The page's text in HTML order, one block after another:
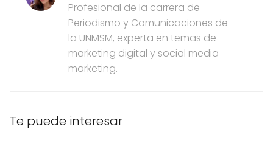
Profesional de la carrera de
Periodismo y Comunicaciones de
la UNMSM, experta en temas de
marketing digital y social media
marketing.
Te puede interesar